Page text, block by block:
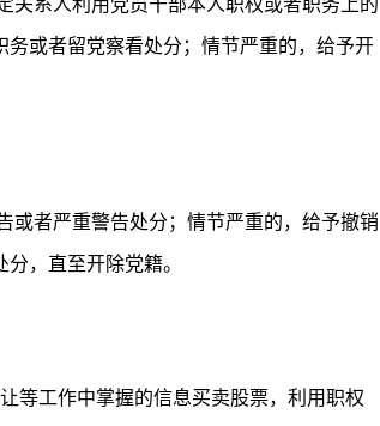
关系人利用党员干部本人职权或者职务上的
或者留党察看处分；情节严重的，给予开
或者严重警告处分；情节严重的，给予撤销
，直至开除党籍。
等工作中掌握的信息买卖股票，利用职权